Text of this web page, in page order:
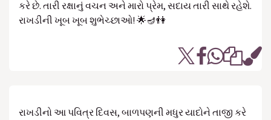
કરે છે. તારી રક્ષાનું વચન અને મારો પ્રેમ, સદાય તારી સાથે રહેશે.
રાખડીની ખૂબ ખૂબ શુભેચ્છાઓ! 🌟🪔👫
રાખડીનો આ પવિત્ર દિવસ, બાળપણની મધુર યાદોને તાજી કરે